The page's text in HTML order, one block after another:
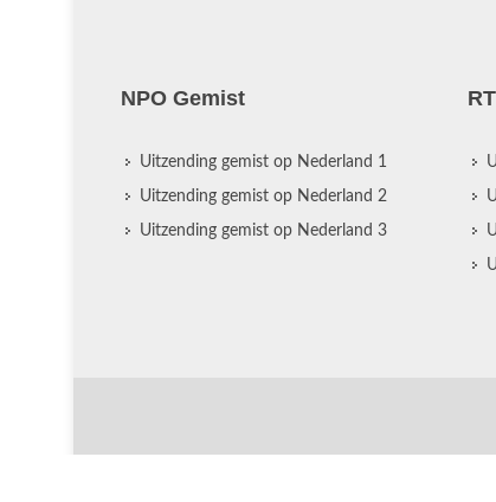
NPO Gemist
Uitzending gemist op Nederland 1
Uitzending gemist op Nederland 2
Uitzending gemist op Nederland 3